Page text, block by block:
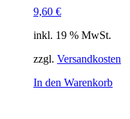
9,60 €
inkl. 19 % MwSt.
zzgl. Versandkosten
In den Warenkorb